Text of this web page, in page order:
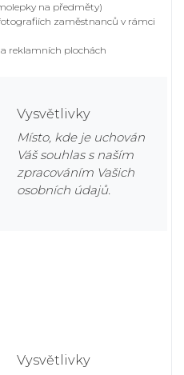
na předměty)
zaměstnanců v rámci
reklamních plochách
Vysvětlivky
Místo, kde je uchován
Váš souhlas s naším
zpracováním Vašich
osobních údajů.
Vysvětlivky